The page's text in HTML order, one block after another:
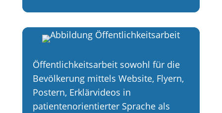
Öffentlichkeitsarbeit sowohl für die
Bevölkerung mittels Website, Flyern,
Postern, Erklärvideos in
patientenorientierter Sprache als